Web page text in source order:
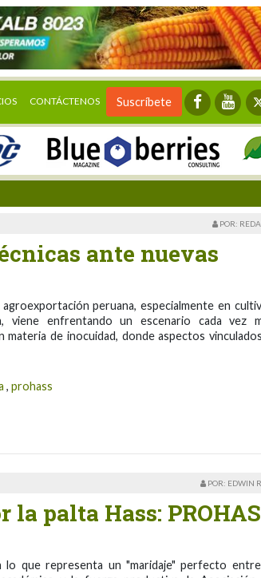
CONTÁCTENOS Suscríbete
POR:
ante nuevas
agroexportación peruana, especialmente en
viene enfrentando un escenario cada vez
materia de inocuidad, donde aspectos
, prohass
POR: EDWIN
palta Hass:
lo que representa un "maridaje" perfecto